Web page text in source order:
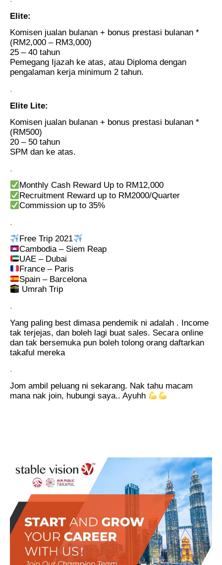
Elite:
Komisen jualan bulanan + bonus prestasi bulanan *
(RM2,000 – RM3,000)
25 – 40 tahun
Pemegang Ijazah ke atas, atau Diploma dengan
pengalaman kerja minimum 2 tahun.
.
Elite Lite:
Komisen jualan bulanan + bonus prestasi bulanan *
(RM500)
20 – 50 tahun
SPM dan ke atas.
.
Monthly Cash Reward Up to RM12,000
Recruitment Reward up to RM2000/Quarter
Commission up to 35%
.
Free Trip 2021
Cambodia – Siem Reap
UAE – Dubai
France – Paris
Spain – Barcelona
Umrah Trip
.
Yang paling best dimasa pendemik ni adalah . Income
tak terjejas, dan boleh lagi buat sales. Secara online
dan tak bersemuka pun boleh tolong orang daftarkan
takaful mereka
.
Jom ambil peluang ni sekarang. Nak tahu macam
mana nak join, hubungi saya.. Ayuhh